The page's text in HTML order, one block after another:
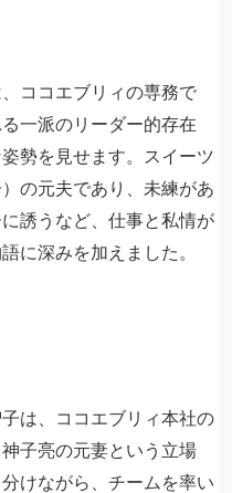
ココエブリィの専務で
一派のリーダー的存在
勢を見せます。スイーツ
の元夫であり、未練があ
誘うなど、仕事と私情が
に深みを加えました。
は、ココエブリィ本社の
子亮の元妻という立場
けながら、チームを率い